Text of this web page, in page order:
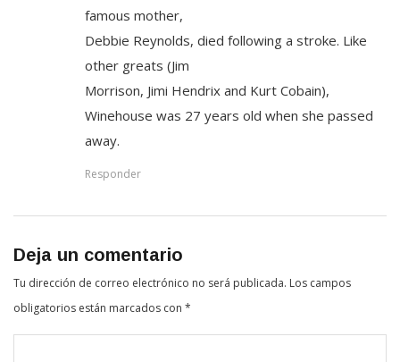
famous mother,
Debbie Reynolds, died following a stroke. Like
other greats (Jim
Morrison, Jimi Hendrix and Kurt Cobain),
Winehouse was 27 years old when she passed
away.
Responder
Deja un comentario
Tu dirección de correo electrónico no será publicada. Los campos
obligatorios están marcados con *